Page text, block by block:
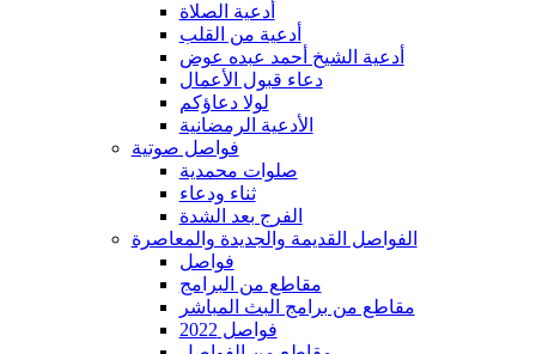
أدعية الصلاة
أدعية من القلب
أدعية الشيخ أحمد عبده عوض
دعاء قبول الأعمال
لولا دعاؤكم
الأدعية الرمضانية
فواصل صوتية
صلوات محمدية
ثناء ودعاء
الفرج بعد الشدة
الفواصل القديمة والجديدة والمعاصرة
فواصل
مقاطع من البرامج
مقاطع من برامج البث المباشر
فواصل 2022